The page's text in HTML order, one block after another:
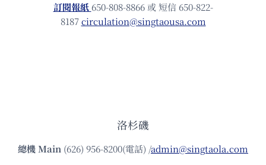
訂閱報紙 650-808-8866 或 短信 650-822-
8187circulation@singtaousa.com
洛杉磯
總機Main (626) 956-8200(電話) /admin@singtaola.com